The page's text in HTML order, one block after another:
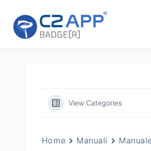
contenuto
View Categories
Home Manuali